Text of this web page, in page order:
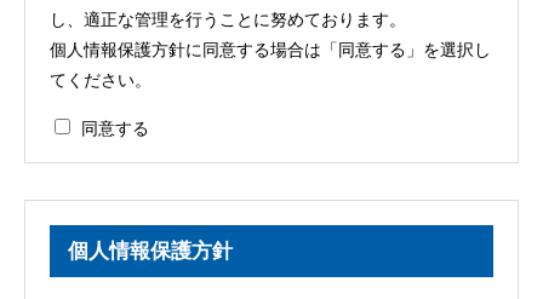
し、適正な管理を行うことに努めております。
個人情報保護方針に同意する場合は「同意する」を選択し
てください。
同意する
個人情報保護方針